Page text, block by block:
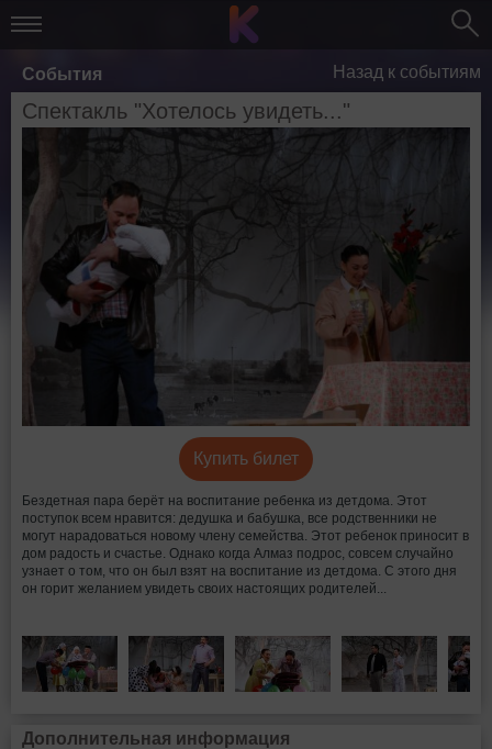
События Назад к событиям
Спектакль "Хотелось увидеть..."
Купить билет
Бездетная пара берёт на воспитание ребенка из детдома. Этот
поступок всем нравится: дедушка и бабушка, все родственники не
могут нарадоваться новому члену семейства. Этот ребенок приносит в
дом радость и счастье. Однако когда Алмаз подрос, совсем случайно
узнает о том, что он был взят на воспитание из детдома. С этого дня
он горит желанием увидеть своих настоящих родителей...
Дополнительная информация